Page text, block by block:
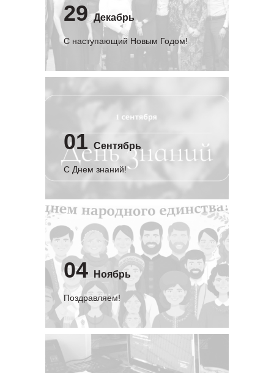
29 Декабрь
С наступающий Новым Годом!
01 Сентябрь
C Днем знаний!
04 Ноябрь
Поздравляем!